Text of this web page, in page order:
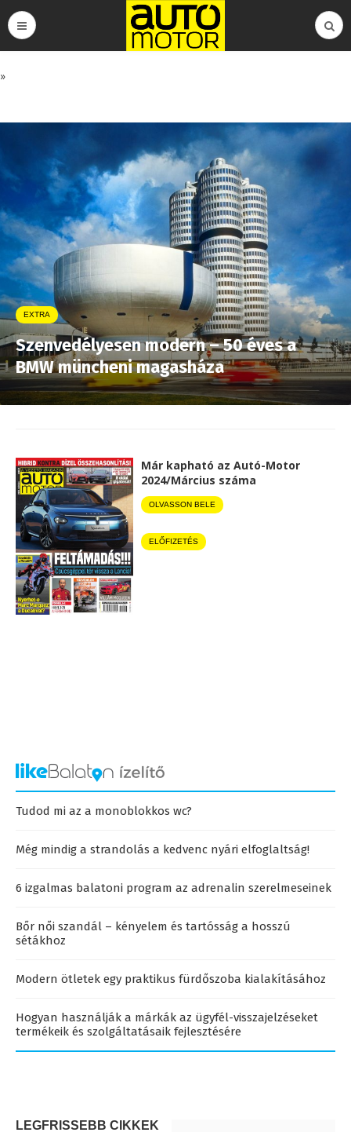
»
EXTRA
Szenvedélyesen modern – 50 éves a
BMW müncheni magasháza
Már kapható az Autó-Motor
2024/Március száma
OLVASSON BELE
ELŐFIZETÉS
Tudod mi az a monoblokkos wc?
Még mindig a strandolás a kedvenc nyári elfoglaltság!
6 izgalmas balatoni program az adrenalin szerelmeseinek
Bőr női szandál – kényelem és tartósság a hosszú
sétákhoz
Modern ötletek egy praktikus fürdőszoba kialakításához
Hogyan használják a márkák az ügyfél-visszajelzéseket
termékeik és szolgáltatásaik fejlesztésére
LEGFRISSEBB CIKKEK